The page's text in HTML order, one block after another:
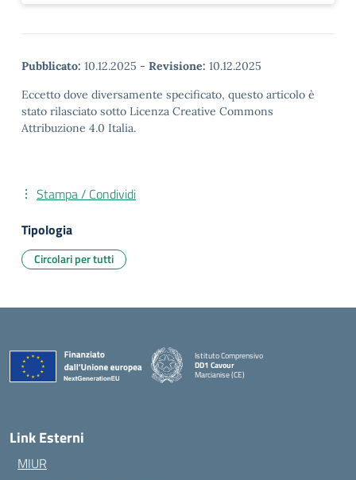
Pubblicato: 10.12.2025 - Revisione: 10.12.2025
Eccetto dove diversamente specificato, questo articolo è
stato rilasciato sotto Licenza Creative Commons
Attribuzione 4.0 Italia.
Stampa / Condividi
Tipologia
Circolari per tutti
Istituto Comprensivo
DD1 Cavour
Marcianise (CE)
Link Esterni
MIUR